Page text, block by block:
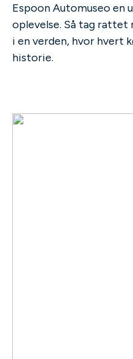
Espoon Automuseo en
oplevelse. Så tag
i en verden, hvor
historie.